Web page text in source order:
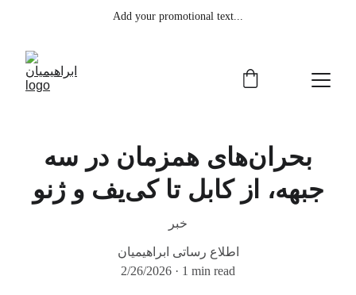
Add your promotional text...
بحران‌های همزمان در سه
جبهه، از کابل تا کی‌یف و ژنو
خبر
اطلاع رساتی ابراهیمیان
2/26/2026
1 min read